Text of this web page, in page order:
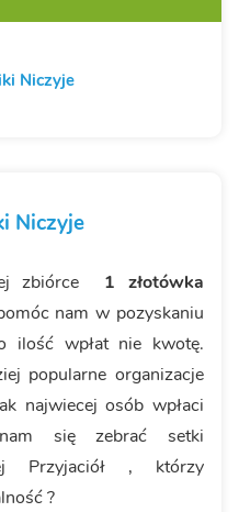
Niczyje
zbiórce 1 złotówka
nam w pozyskaniu
wpłat nie kwotę.
popularne organizacje
najwiecej osób wpłaci
się zebrać setki
Przyjaciół , którzy
?
Niczyje